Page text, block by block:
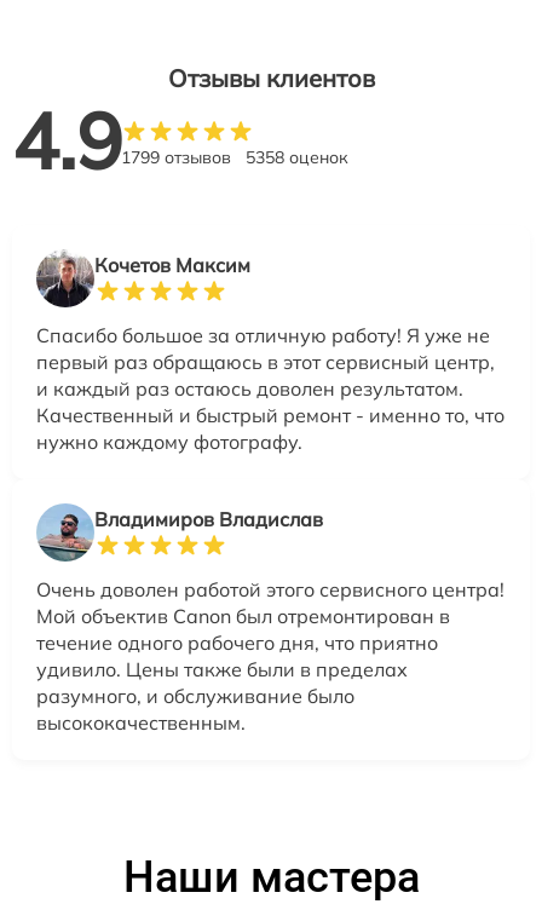
Отзывы клиентов
4.91799 отзывов 5358 оценок
Кочетов Максим
Спасибо большое за отличную работу! Я уже не
первый раз обращаюсь в этот сервисный центр,
и каждый раз остаюсь доволен результатом.
Качественный и быстрый ремонт - именно то, что
нужно каждому фотографу.
Владимиров Владислав
Очень доволен работой этого сервисного центра!
Мой объектив Canon был отремонтирован в
течение одного рабочего дня, что приятно
удивило. Цены также были в пределах
разумного, и обслуживание было
высококачественным.
Наши мастера